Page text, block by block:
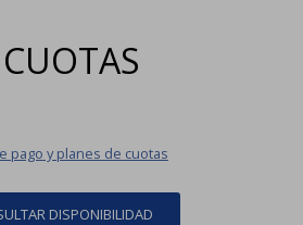
pago y planes de cuotas
DISPONIBILIDAD